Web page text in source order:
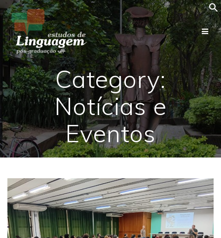
Skip
to
content
Category:
Notícias e
Eventos